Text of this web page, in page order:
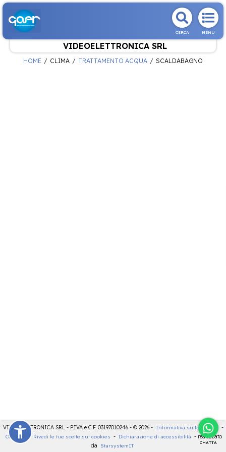
CERCA MENU
VIDEOELETTRONICA SRL
CHATTA
HOME CLIMA TRATTAMENTO ACQUA SCALDABAGNO
VIDEOELETTRONICA SRL - P.IVA e C.F. 03197010246 - © 2026 - Informativa sulla privacy -
Cookies
- Rivedi le tue scelte sui cookies - Dichiarazione di accessibilità - realizzato
da
StarsystemIT